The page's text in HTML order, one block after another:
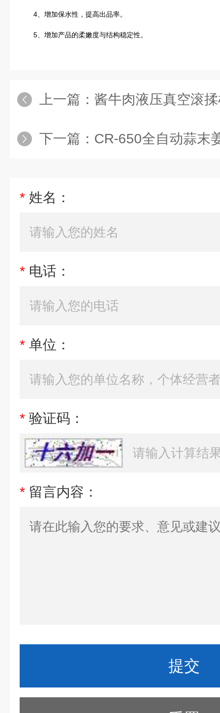
4、增加保水性，提高出品率。
5、增加产品的柔嫩度与结构稳定性。
上一篇： 酱牛肉液压真空滚
下一篇： CR-650全自动蒜末
* 姓名：
* 电话：
* 单位：
* 验证码：
* 留言内容：